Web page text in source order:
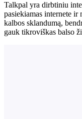
Talkpal yra dirbtiniu
pasiekiamas internete
kalbos sklandumą,
gauk tikroviškas balso